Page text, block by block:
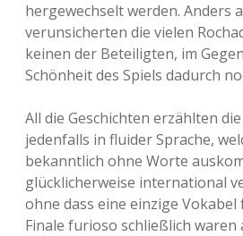
hergewechselt werden. Anders
verunsicherten die vielen
keinen der Beteiligten, im
Schönheit des Spiels dadurch
All die Geschichten erzählten
jedenfalls in fluider Sprache,
bekanntlich ohne Worte
glücklicherweise international
ohne dass eine einzige Vokabel
Finale furioso schließlich waren